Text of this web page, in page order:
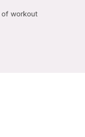
of workout